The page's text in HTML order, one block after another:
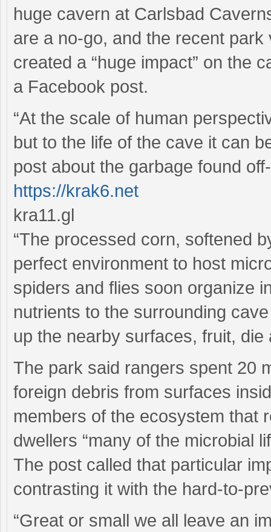
huge cavern at Carlsbad
are a no-go, and the recent
created a “huge impact” on the
a Facebook post.
“At the scale of human
but to the life of the cave it can
post about the garbage found
https://krak6.net
kra11.gl
“The processed corn, softened
perfect environment to host
spiders and flies soon organize
nutrients to the surrounding
up the nearby surfaces, fruit,
The park said rangers spent 20
foreign debris from surfaces
members of the ecosystem that
dwellers “many of the microbial
The post called that particular
contrasting it with the hard-to-
“Great or small we all leave an